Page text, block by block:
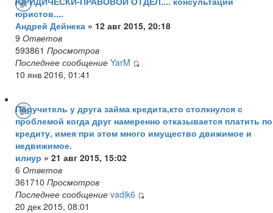
юристов....
Андрей Дейнека » 12 авг 2015, 20:18
9 Ответов
593861 Просмотров
Последнее сообщение YarM
10 янв 2016, 01:41
Поручитель у друга займа кредита,кто столкнулся с
проблемой когда друг намеренно отказывается платить по
кредиту, имея при этом много имущество движимое и
недвижимое.
илнур » 21 авг 2015, 15:02
6 Ответов
361710 Просмотров
Последнее сообщение vadik6
20 дек 2015, 08:01